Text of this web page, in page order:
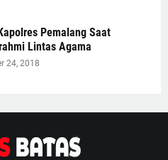
Pemalang Saat
Lintas Agama
24, 2018